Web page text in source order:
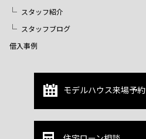
スタッフ紹介
スタッフブログ
借入事例
モデルハウス来場予約